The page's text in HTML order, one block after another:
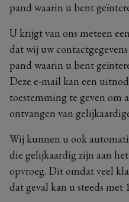
pand waarin u bent
U krijgt van ons meteen
dat wij uw
pand waarin u bent
Deze e-mail kan een
toestemming te geven om
ontvangen van
Wij kunnen u ook
die gelijkaardig zijn aan
opvroeg. Dit omdat veel
dat geval kan u steeds